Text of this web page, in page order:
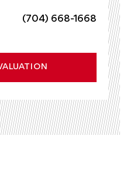
(704) 668-1668